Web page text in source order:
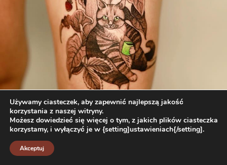
Używamy ciasteczek, aby zapewnić najlepszą jakość
korzystania z naszej witryny.
Możesz dowiedzieć się więcej o tym, z jakich plików ciasteczka
korzystamy, i wyłączyć je w {setting]ustawieniach{/setting].
Akceptuj